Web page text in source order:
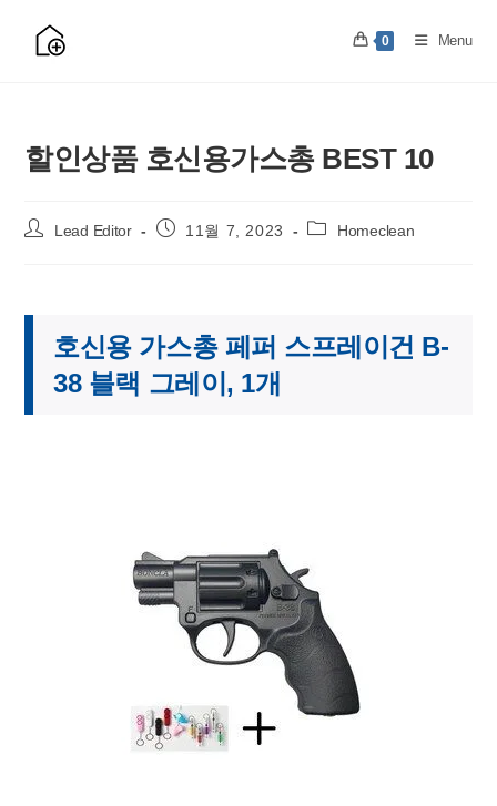
0 Menu
할인상품 호신용가스총 BEST 10
Post
Lead Editor
Post 11월 7, 2023
Post
Homeclean
호신용 가스총 페퍼 스프레이건 B-
38 블랙 그레이, 1개